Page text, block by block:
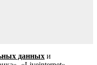
данных и